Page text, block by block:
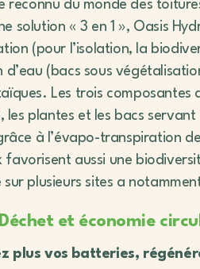
reconnu du monde des
solution « 3 en 1 », Oasis
(pour l’isolation, la
d’eau (bacs sous
Les trois composantes
les plantes et les bacs
à l’évapo-transpiration
favorisent aussi une
sur plusieurs sites a
et économie
plus vos batteries,